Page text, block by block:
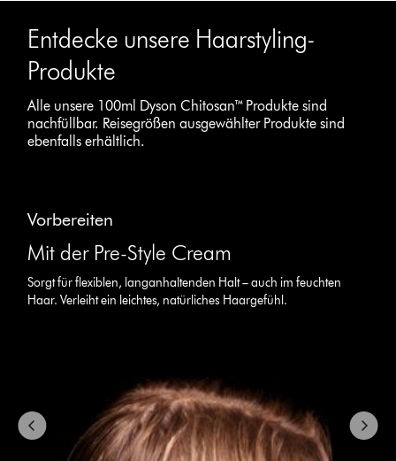
Entdecke unsere Haarstyling-
Produkte
Alle unsere 100ml Dyson Chitosan™ Produkte sind
nachfüllbar. Reisegrößen ausgewählter Produkte sind
ebenfalls erhältlich.
mehreren
Folien.
Vorbereiten
Mit der Pre-Style Cream
Sorgt für flexiblen, langanhaltenden Halt – auch im feuchten
Haar. Verleiht ein leichtes, natürliches Haargefühl.